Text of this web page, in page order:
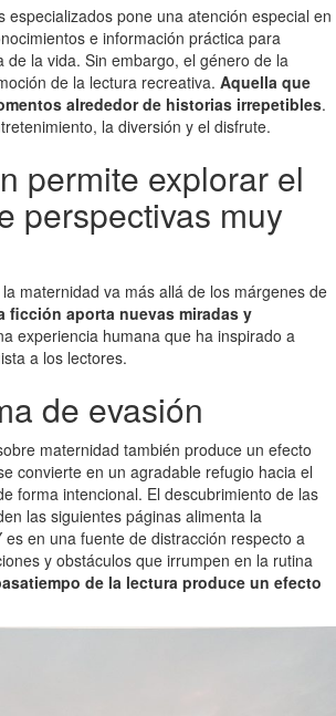
especializados pone una atención especial en
e información práctica para
de la vida. Sin embargo, el género de la
de la lectura recreativa. Aquella que
alrededor de historias irrepetibles.
la diversión y el disfrute.
permite explorar el
perspectivas muy
maternidad va más allá de los márgenes de
ficción aporta nuevas miradas y
experiencia humana que ha inspirado a
a los lectores.
de evasión
maternidad también produce un efecto
convierte en un agradable refugio hacia el
forma intencional. El descubrimiento de las
las siguientes páginas alimenta la
es en una fuente de distracción respecto a
y obstáculos que irrumpen en la rutina
de la lectura produce un efecto